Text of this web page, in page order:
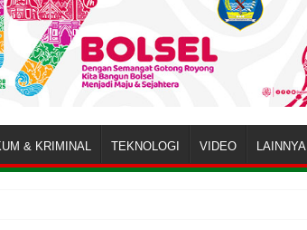
& KRIMINAL TEKNOLOGI VIDEO LAINNYA